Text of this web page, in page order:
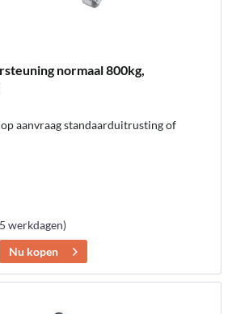
normaal 800kg,
aanvraag standaarduitrusting of
werkdagen)
Nu kopen